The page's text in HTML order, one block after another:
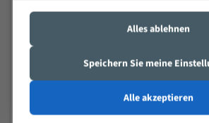
Spezielle Zahngeometrie und
Alles ablehnen
Speichern Sie meine
Alle akzeptieren